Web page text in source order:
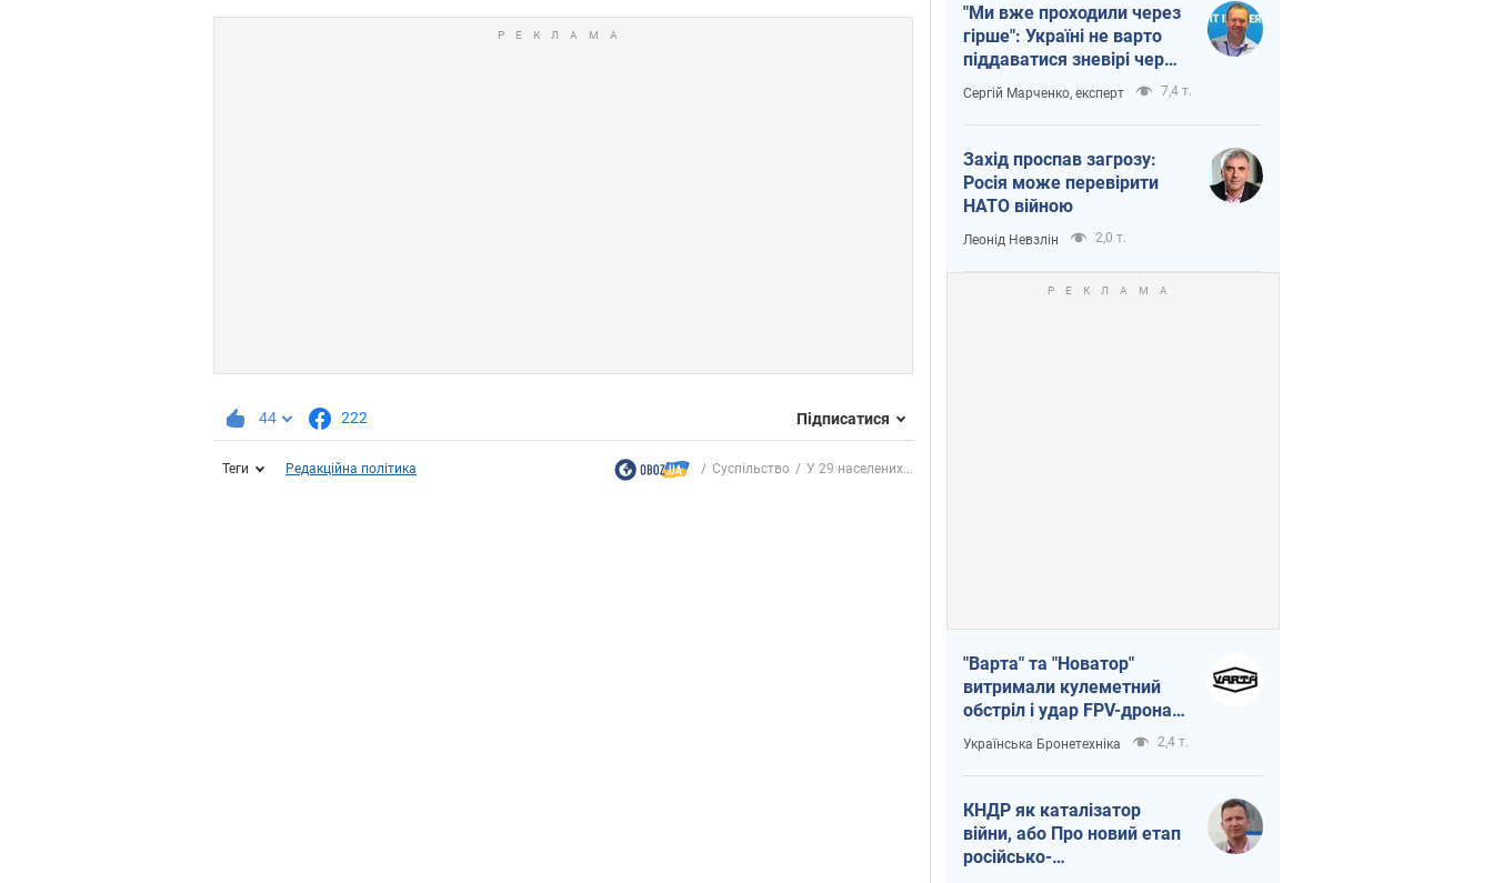
44 222 Підписатися
Теги Редакційна політика Суспільство У 29 населених...
"Ми вже проходили через
гірше": Україні не варто
піддаватися зневірі через
ракетний терор
Сергій Марченко, експерт 7,4 т.
Захід проспав загрозу:
Росія може перевірити
НАТО війною
Леонід Невзлін 2,0 т.
"Варта" та "Новатор"
витримали кулеметний
обстріл і удар FPV-дрона,
врятувавши життя
офіцеру ЗСУ
Українська Бронетехніка 2,4 т.
КНДР як каталізатор
війни, або Про новий етап
російсько-